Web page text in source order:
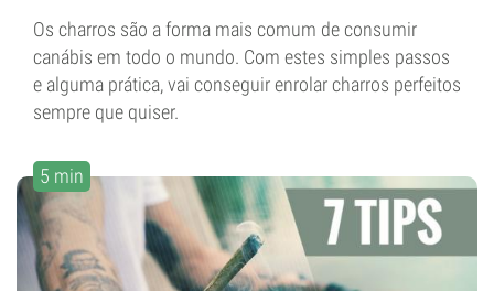
Os charros são a forma mais comum de consumir
canábis em todo o mundo. Com estes simples passos
e alguma prática, vai conseguir enrolar charros perfeitos
sempre que quiser.
5 min